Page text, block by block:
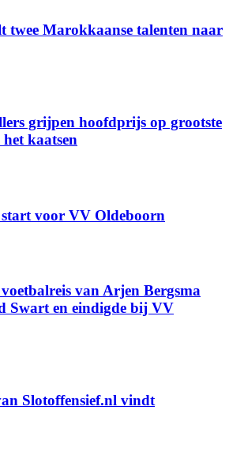
twee Marokkaanse talenten naar
grijpen hoofdprijs op grootste
kaatsen
start voor VV Oldeboorn
van Arjen Bergsma
Swart en eindigde bij VV
Slotoffensief.nl vindt